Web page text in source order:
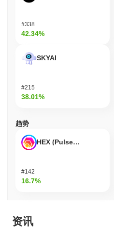
#338
42.34%
SKYAI
#215
38.01%
趋势
HEX (Pulsechain)
#142
16.7%
资讯